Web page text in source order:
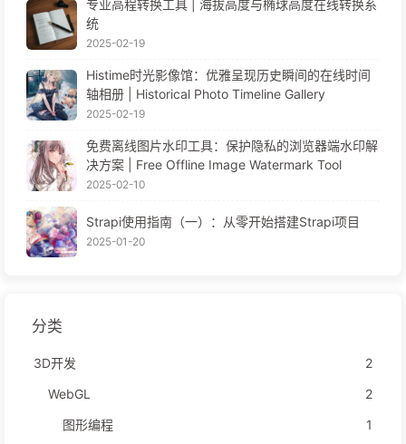
专业高程转换工具 | 海拔高度与椭球高度在线转换系
统
2025-02-19
Histime时光影像馆：优雅呈现历史瞬间的在线时间
轴相册 | Historical Photo Timeline Gallery
2025-02-19
免费离线图片水印工具：保护隐私的浏览器端水印解
决方案 | Free Offline Image Watermark Tool
2025-02-10
Strapi使用指南（一）：从零开始搭建Strapi项目
2025-01-20
分类
3D开发
2
WebGL
2
图形编程
1